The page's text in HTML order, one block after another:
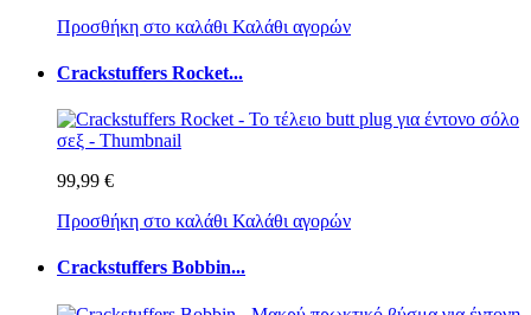
Προσθήκη στο καλάθι Καλάθι αγορών
Crackstuffers Rocket...
99,99 €
Προσθήκη στο καλάθι Καλάθι αγορών
Crackstuffers Bobbin...